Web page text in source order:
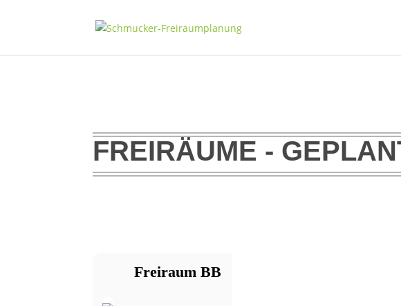
FREIRÄUME -
Freiraum BB